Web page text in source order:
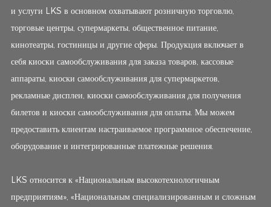
и услуги LKS в основном охватывают розничную торговлю,
торговые центры, супермаркеты, общественное питание,
кинотеатры, гостиницы и другие сферы. Продукция включает в
себя киоски самообслуживания для заказа товаров, кассовые
аппараты, киоски самообслуживания для супермаркетов,
рекламные дисплеи, киоски самообслуживания для получения
билетов и киоски самообслуживания для оплаты. Мы можем
предоставить клиентам настраиваемое программное обеспечение,
оборудование и интегрированные платежные решения.
LKS относится к «Национальным высокотехнологичным
предприятиям», «Национальным специализированным и сложным